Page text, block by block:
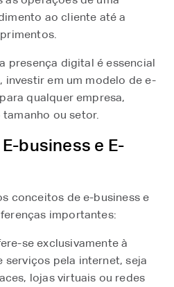
ao cliente até a
presença digital é essencial
em um modelo de e-
qualquer empresa,
ou setor.
business e E-
conceitos de e-business e
importantes:
se exclusivamente à
serviços pela internet, seja
lojas virtuais ou redes